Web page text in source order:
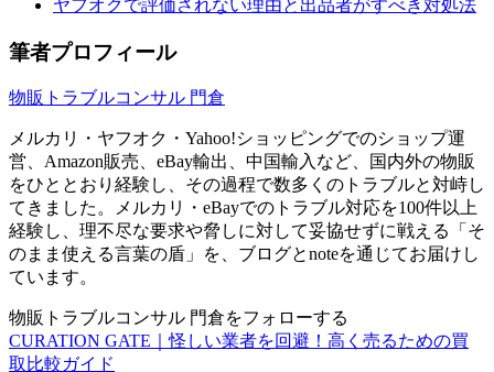
ヤフオクで評価されない理由と出品者がすべき対処法
筆者プロフィール
物販トラブルコンサル 門倉
メルカリ・ヤフオク・Yahoo!ショッピングでのショップ運
営、Amazon販売、eBay輸出、中国輸入など、国内外の物販
をひととおり経験し、その過程で数多くのトラブルと対峙し
てきました。メルカリ・eBayでのトラブル対応を100件以上
経験し、理不尽な要求や脅しに対して妥協せずに戦える「そ
のまま使える言葉の盾」を、ブログとnoteを通じてお届けし
ています。
物販トラブルコンサル 門倉をフォローする
CURATION GATE｜怪しい業者を回避！高く売るための買
取比較ガイド